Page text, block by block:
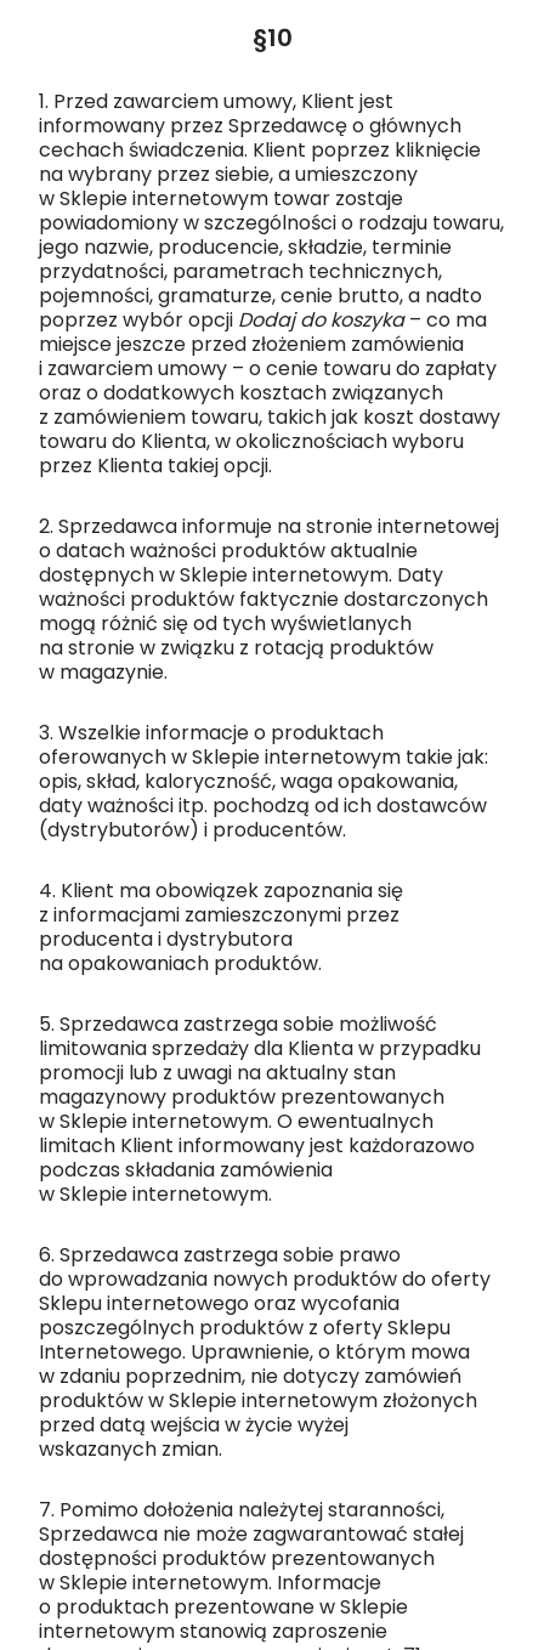
§10
1. Przed zawarciem umowy, Klient jest
informowany przez Sprzedawcę o głównych
cechach świadczenia. Klient poprzez kliknięcie
na wybrany przez siebie, a umieszczony
w Sklepie internetowym towar zostaje
powiadomiony w szczególności o rodzaju towaru,
jego nazwie, producencie, składzie, terminie
przydatności, parametrach technicznych,
pojemności, gramaturze, cenie brutto, a nadto
poprzez wybór opcji Dodaj do koszyka– co ma
miejsce jeszcze przed złożeniem zamówienia
i zawarciem umowy – o cenie towaru do zapłaty
oraz o dodatkowych kosztach związanych
z zamówieniem towaru, takich jak koszt dostawy
towaru do Klienta, w okolicznościach wyboru
przez Klienta takiej opcji.
2. Sprzedawca informuje na stronie internetowej
o datach ważności produktów aktualnie
dostępnych w Sklepie internetowym. Daty
ważności produktów faktycznie dostarczonych
mogą różnić się od tych wyświetlanych
na stronie w związku z rotacją produktów
w magazynie.
3. Wszelkie informacje o produktach
oferowanych w Sklepie internetowym takie jak:
opis, skład, kaloryczność, waga opakowania,
daty ważności itp. pochodzą od ich dostawców
(dystrybutorów) i producentów.
4. Klient ma obowiązek zapoznania się
z informacjami zamieszczonymi przez
producenta i dystrybutora
na opakowaniach produktów.
5. Sprzedawca zastrzega sobie możliwość
limitowania sprzedaży dla Klienta w przypadku
promocji lub z uwagi na aktualny stan
magazynowy produktów prezentowanych
w Sklepie internetowym. O ewentualnych
limitach Klient informowany jest każdorazowo
podczas składania zamówienia
w Sklepie internetowym.
6. Sprzedawca zastrzega sobie prawo
do wprowadzania nowych produktów do oferty
Sklepu internetowego oraz wycofania
poszczególnych produktów z oferty Sklepu
Internetowego. Uprawnienie, o którym mowa
w zdaniu poprzednim, nie dotyczy zamówień
produktów w Sklepie internetowym złożonych
przed datą wejścia w życie wyżej
wskazanych zmian.
7. Pomimo dołożenia należytej staranności,
Sprzedawca nie może zagwarantować stałej
dostępności produktów prezentowanych
w Sklepie internetowym. Informacje
o produktach prezentowane w Sklepie
internetowym stanowią zaproszenie